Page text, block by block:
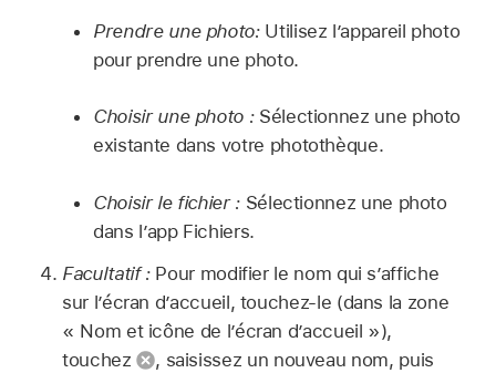
Prendre une photo:Utilisez l’appareil photo
pour prendre une photo.
Choisir une photo :Sélectionnez une photo
existante dans votre photothèque.
Choisir le fichier :Sélectionnez une photo
dans l’app Fichiers.
Facultatif :Pour modifier le nom qui s’affiche
sur l’écran d’accueil, touchez-le (dans la zone
« Nom et icône de l’écran d’accueil »),
touchez
, saisissez un nouveau nom, puis